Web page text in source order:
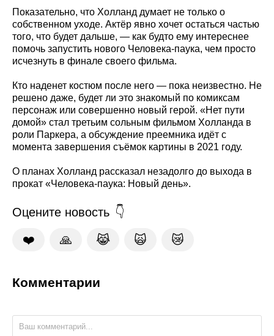
Показательно, что Холланд думает не только о
собственном уходе. Актёр явно хочет остаться частью
того, что будет дальше, — как будто ему интереснее
помочь запустить нового Человека-паука, чем просто
исчезнуть в финале своего фильма.
Кто наденет костюм после него — пока неизвестно. Не
решено даже, будет ли это знакомый по комиксам
персонаж или совершенно новый герой. «Нет пути
домой» стал третьим сольным фильмом Холланда в
роли Паркера, а обсуждение преемника идёт с
момента завершения съёмок картины в 2021 году.
О планах Холланд рассказал незадолго до выхода в
прокат «Человека-паука: Новый день».
Оцените новость
❤️ 🙏 😹 🙀 😿
Комментарии